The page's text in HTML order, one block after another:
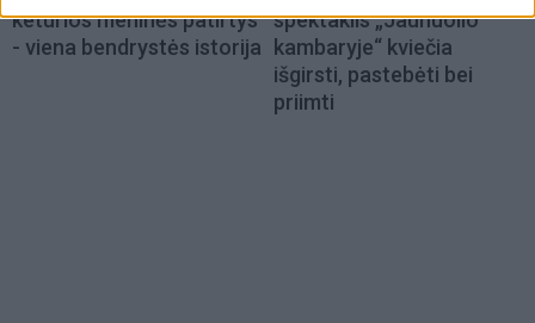
keturios meninės patirtys
- viena bendrystės istorija
spektaklis „Jaunuolio
kambaryje“ kviečia
išgirsti, pastebėti bei
priimti